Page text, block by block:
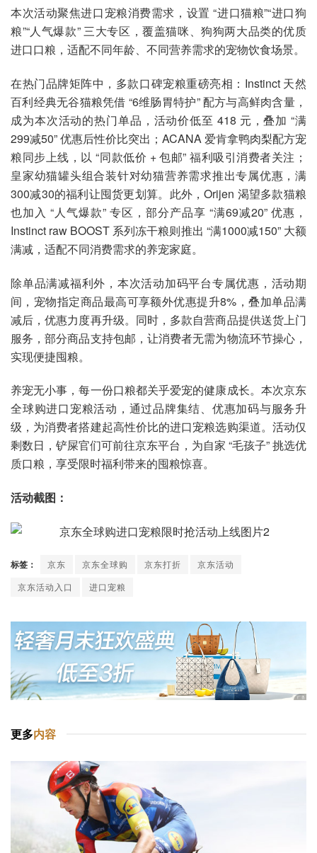
本次活动聚焦进口宠粮消费需求，设置 “进口猫粮”“进口狗
粮”“人气爆款” 三大专区，覆盖猫咪、狗狗两大品类的优质
进口口粮，适配不同年龄、不同营养需求的宠物饮食场景。
在热门品牌矩阵中，多款口碑宠粮重磅亮相：Instinct 天然
百利经典无谷猫粮凭借 “6维肠胃特护” 配方与高鲜肉含量，
成为本次活动的热门单品，活动价低至 418 元，叠加 “满
299减50” 优惠后性价比突出；ACANA 爱肯拿鸭肉梨配方宠
粮同步上线，以 “同款低价 + 包邮” 福利吸引消费者关注；
皇家幼猫罐头组合装针对幼猫营养需求推出专属优惠，满
300减30的福利让囤货更划算。此外，Orijen 渴望多款猫粮
也加入 “人气爆款” 专区，部分产品享 “满69减20” 优惠，
Instinct raw BOOST 系列冻干粮则推出 “满1000减150” 大额
满减，适配不同消费需求的养宠家庭。
除单品满减福利外，本次活动加码平台专属优惠，活动期
间，宠物指定商品最高可享额外优惠提升8%，叠加单品满
减后，优惠力度再升级。同时，多款自营商品提供送货上门
服务，部分商品支持包邮，让消费者无需为物流环节操心，
实现便捷囤粮。
养宠无小事，每一份口粮都关乎爱宠的健康成长。本次京东
全球购进口宠粮活动，通过品牌集结、优惠加码与服务升
级，为消费者搭建起高性价比的进口宠粮选购渠道。活动仅
剩数日，铲屎官们可前往京东平台，为自家 “毛孩子” 挑选优
质口粮，享受限时福利带来的囤粮惊喜。
活动截图：
标签： 京东 京东全球购 京东打折
京东活动
京东活动入口
进口宠粮
更多内容